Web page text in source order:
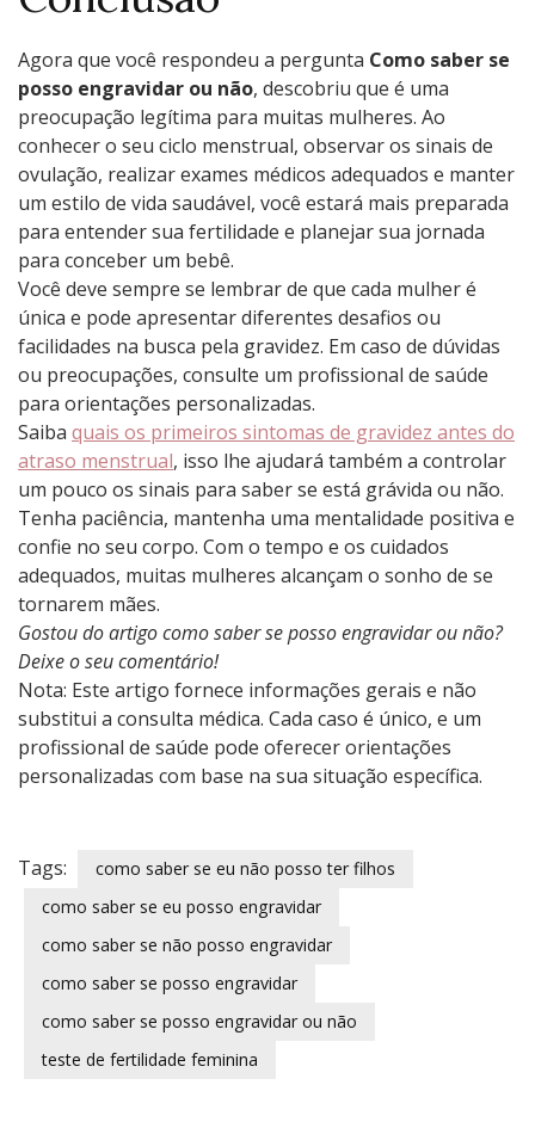
Agora que você respondeu a pergunta Como saber se
posso engravidar ou não, descobriu que é uma
preocupação legítima para muitas mulheres. Ao
conhecer o seu ciclo menstrual, observar os sinais de
ovulação, realizar exames médicos adequados e manter
um estilo de vida saudável, você estará mais preparada
para entender sua fertilidade e planejar sua jornada
para conceber um bebê.
Você deve sempre se lembrar de que cada mulher é
única e pode apresentar diferentes desafios ou
facilidades na busca pela gravidez. Em caso de dúvidas
ou preocupações, consulte um profissional de saúde
para orientações personalizadas.
Saiba quais os primeiros sintomas de gravidez antes do
atraso menstrual, isso lhe ajudará também a controlar
um pouco os sinais para saber se está grávida ou não.
Tenha paciência, mantenha uma mentalidade positiva e
confie no seu corpo. Com o tempo e os cuidados
adequados, muitas mulheres alcançam o sonho de se
tornarem mães.
Gostou do artigo como saber se posso engravidar ou não?
Deixe o seu comentário!
Nota: Este artigo fornece informações gerais e não
substitui a consulta médica. Cada caso é único, e um
profissional de saúde pode oferecer orientações
personalizadas com base na sua situação específica.
Tags:
como saber se eu não posso ter filhos
como saber se eu posso engravidar
como saber se não posso engravidar
como saber se posso engravidar
como saber se posso engravidar ou não
teste de fertilidade feminina